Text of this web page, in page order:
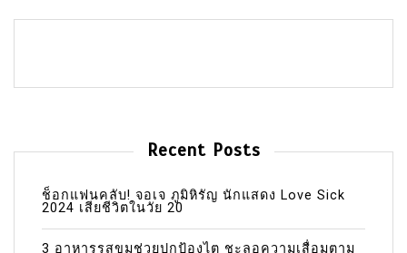
Recent Posts
ช็อกแฟนคลับ! จอเจ ภูมิหิรัญ นักแสดง Love Sick
2024 เสียชีวิตในวัย 20
3 อาหารรสขมช่วยปกป้องไต ชะลอความเสื่อมตาม